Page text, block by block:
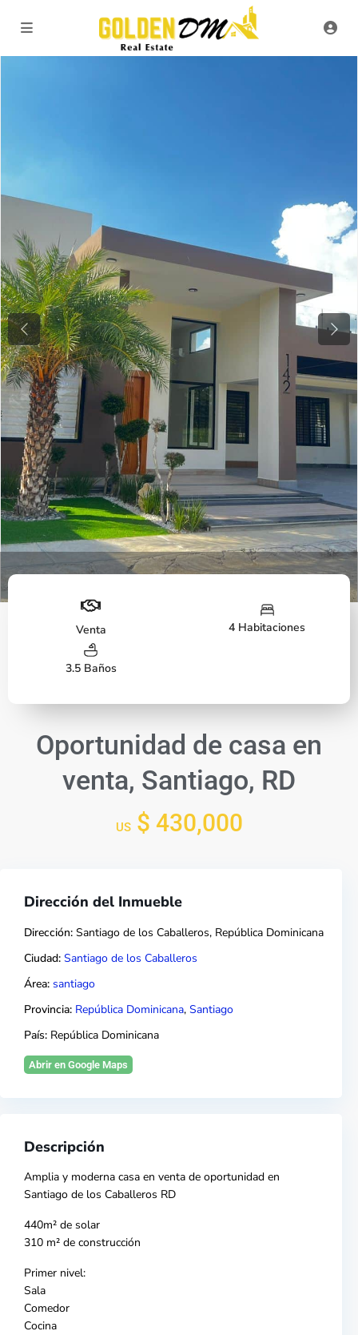
Previous
Fachada
Next
Venta 4 Habitaciones
3.5 Baños
Oportunidad de casa en
venta, Santiago, RD
US$ 430,000
Dirección del Inmueble
Dirección: Santiago de los Caballeros, República Dominicana
Ciudad: Santiago de los Caballeros
Área: santiago
Provincia: República Dominicana, Santiago
País: República Dominicana
Abrir en Google Maps
Descripción
Amplia y moderna casa en venta de oportunidad en
Santiago de los Caballeros RD
440m² de solar
310 m² de construcción
Primer nivel:
Sala
Comedor
Cocina